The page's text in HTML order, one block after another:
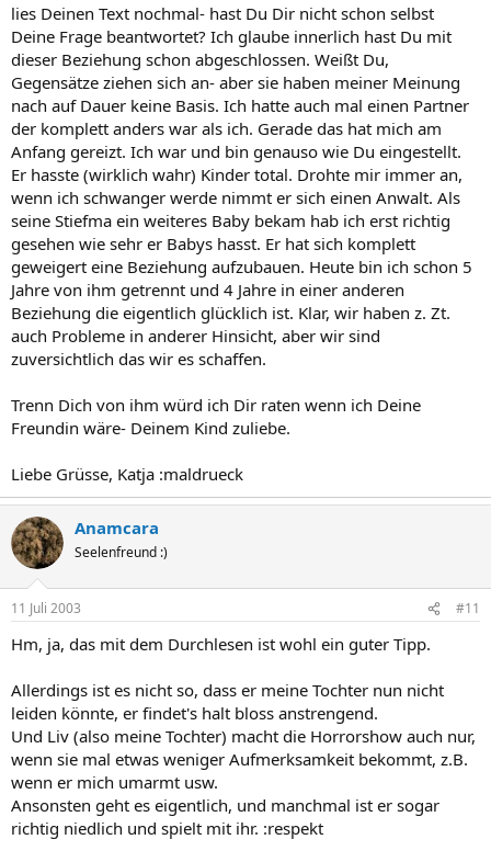
lies Deinen Text nochmal- hast Du Dir nicht schon selbst
Deine Frage beantwortet? Ich glaube innerlich hast Du mit
dieser Beziehung schon abgeschlossen. Weißt Du,
Gegensätze ziehen sich an- aber sie haben meiner Meinung
nach auf Dauer keine Basis. Ich hatte auch mal einen Partner
der komplett anders war als ich. Gerade das hat mich am
Anfang gereizt. Ich war und bin genauso wie Du eingestellt.
Er hasste (wirklich wahr) Kinder total. Drohte mir immer an,
wenn ich schwanger werde nimmt er sich einen Anwalt. Als
seine Stiefma ein weiteres Baby bekam hab ich erst richtig
gesehen wie sehr er Babys hasst. Er hat sich komplett
geweigert eine Beziehung aufzubauen. Heute bin ich schon 5
Jahre von ihm getrennt und 4 Jahre in einer anderen
Beziehung die eigentlich glücklich ist. Klar, wir haben z. Zt.
auch Probleme in anderer Hinsicht, aber wir sind
zuversichtlich das wir es schaffen.
Trenn Dich von ihm würd ich Dir raten wenn ich Deine
Freundin wäre- Deinem Kind zuliebe.
Liebe Grüsse, Katja :maldrueck
Anamcara
Seelenfreund :)
11 Juli 2003 #11
Hm, ja, das mit dem Durchlesen ist wohl ein guter Tipp.
Allerdings ist es nicht so, dass er meine Tochter nun nicht
leiden könnte, er findet's halt bloss anstrengend.
Und Liv (also meine Tochter) macht die Horrorshow auch nur,
wenn sie mal etwas weniger Aufmerksamkeit bekommt, z.B.
wenn er mich umarmt usw.
Ansonsten geht es eigentlich, und manchmal ist er sogar
richtig niedlich und spielt mit ihr. :respekt